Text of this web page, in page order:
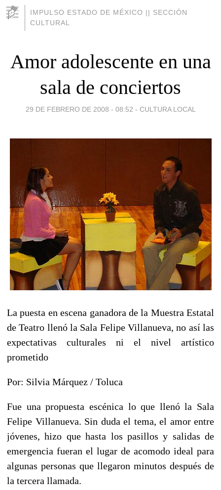
IMPULSO ESTADO DE MÉXICO || SECCIÓN
CULTURAL
Amor adolescente en una
sala de conciertos
29 DE FEBRERO DE 2008 - 08:52 - CULTURA LOCAL
La puesta en escena ganadora de la Muestra Estatal
de Teatro llenó la Sala Felipe Villanueva, no así las
expectativas culturales ni el nivel artístico
prometido
Por: Silvia Márquez / Toluca
Fue una propuesta escénica lo que llenó la Sala
Felipe Villanueva. Sin duda el tema, el amor entre
jóvenes, hizo que hasta los pasillos y salidas de
emergencia fueran el lugar de acomodo ideal para
algunas personas que llegaron minutos después de
la tercera llamada.